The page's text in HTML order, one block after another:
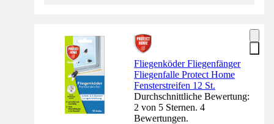
Fliegenköder Fliegenfänger
Fliegenfalle Protect Home
Fensterstreifen 12 St.
Durchschnittliche Bewertung:
2 von 5 Sternen. 4
Bewertungen.